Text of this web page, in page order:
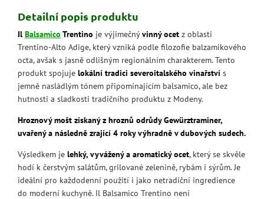
Detailní popis produktu
Il Balsamico Trentino je výjimečnývinný ocet z oblasti
Trentino-Alto Adige, který vzniká podle filozofie balzamikového
octa, avšak s jasně odlišným regionálním charakterem. Tento
produkt spojuje lokální tradici severoitalského vinařství s
jemně nasládlým tónem připomínajícím balsamico, ale bez
hutnosti a sladkosti tradičního produktu z Modeny.
Hroznový mošt získaný z hroznů odrůdy Gewürztraminer,
uvařený a následně zrající 4 roky výhradně v dubových sudech.
Výsledkem je lehký, vyvážený a aromatický ocet, který se skvěle
hodí k čerstvým salátům, grilované zelenině, rybám i sýrům. Je
ideální pro každodenní použití i jako netradiční ingredience
do moderní kuchyně. Il Balsamico Trentino není